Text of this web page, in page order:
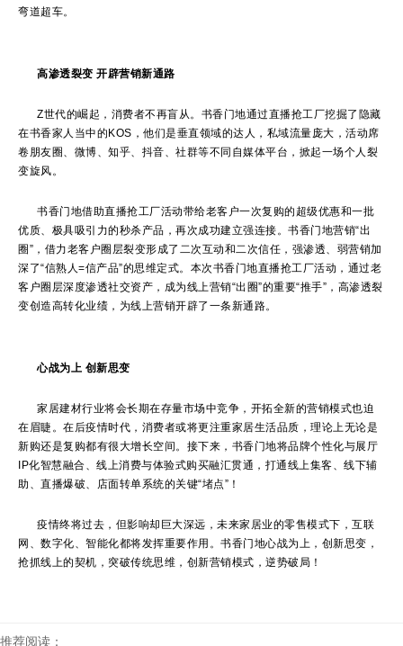
弯道超车。
高渗透裂变 开辟营销新通路
Z世代的崛起，消费者不再盲从。书香门地通过直播抢工厂挖掘了隐藏
在书香家人当中的KOS，他们是垂直领域的达人，私域流量庞大，活动席
卷朋友圈、微博、知乎、抖音、社群等不同自媒体平台，掀起一场个人裂
变旋风。
书香门地借助直播抢工厂活动带给老客户一次复购的超级优惠和一批
优质、极具吸引力的秒杀产品，再次成功建立强连接。书香门地营销“出
圈”，借力老客户圈层裂变形成了二次互动和二次信任，强渗透、弱营销加
深了“信熟人=信产品”的思维定式。本次书香门地直播抢工厂活动，通过老
客户圈层深度渗透社交资产，成为线上营销“出圈”的重要“推手”，高渗透裂
变创造高转化业绩，为线上营销开辟了一条新通路。
心战为上 创新思变
家居建材行业将会长期在存量市场中竞争，开拓全新的营销模式也迫
在眉睫。在后疫情时代，消费者或将更注重家居生活品质，理论上无论是
新购还是复购都有很大增长空间。接下来，书香门地将品牌个性化与展厅
IP化智慧融合、线上消费与体验式购买融汇贯通，打通线上集客、线下辅
助、直播爆破、店面转单系统的关键“堵点”！
疫情终将过去，但影响却巨大深远，未来家居业的零售模式下，互联
网、数字化、智能化都将发挥重要作用。书香门地心战为上，创新思变，
抢抓线上的契机，突破传统思维，创新营销模式，逆势破局！
推荐阅读：